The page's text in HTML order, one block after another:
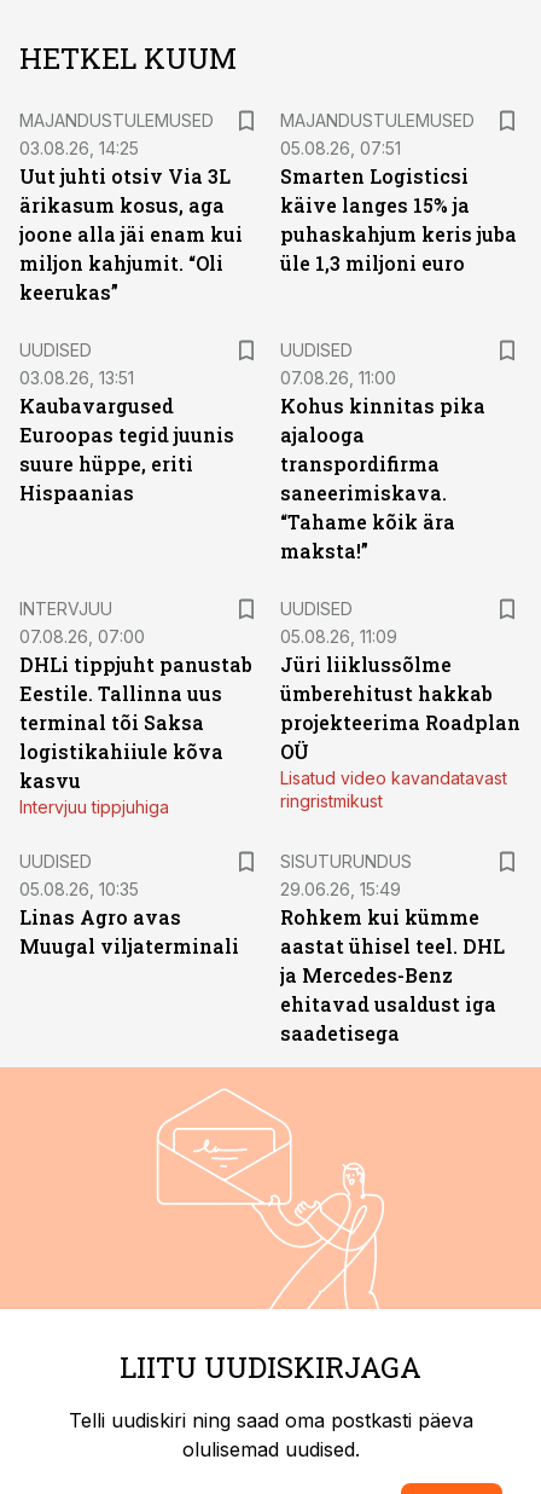
HETKEL KUUM
MAJANDUSTULEMUSED
03.08.26, 14:25
Uut juhti otsiv Via 3L
ärikasum kosus, aga
joone alla jäi enam kui
miljon kahjumit. “Oli
keerukas”
MAJANDUSTULEMUSED
05.08.26, 07:51
Smarten Logisticsi
käive langes 15% ja
puhaskahjum keris juba
üle 1,3 miljoni euro
UUDISED
03.08.26, 13:51
Kaubavargused
Euroopas tegid juunis
suure hüppe, eriti
Hispaanias
UUDISED
07.08.26, 11:00
Kohus kinnitas pika
ajalooga
transpordifirma
saneerimiskava.
“Tahame kõik ära
maksta!”
INTERVJUU
07.08.26, 07:00
DHLi tippjuht panustab
Eestile. Tallinna uus
terminal tõi Saksa
logistikahiiule kõva
kasvu
Intervjuu tippjuhiga
UUDISED
05.08.26, 11:09
Jüri liiklussõlme
ümberehitust hakkab
projekteerima Roadplan
OÜ
Lisatud video kavandatavast
ringristmikust
UUDISED
05.08.26, 10:35
Linas Agro avas
Muugal viljaterminali
SISUTURUNDUS
29.06.26, 15:49
Rohkem kui kümme
aastat ühisel teel. DHL
ja Mercedes-Benz
ehitavad usaldust iga
saadetisega
LIITU UUDISKIRJAGA
Telli uudiskiri ning saad oma postkasti päeva
olulisemad uudised.